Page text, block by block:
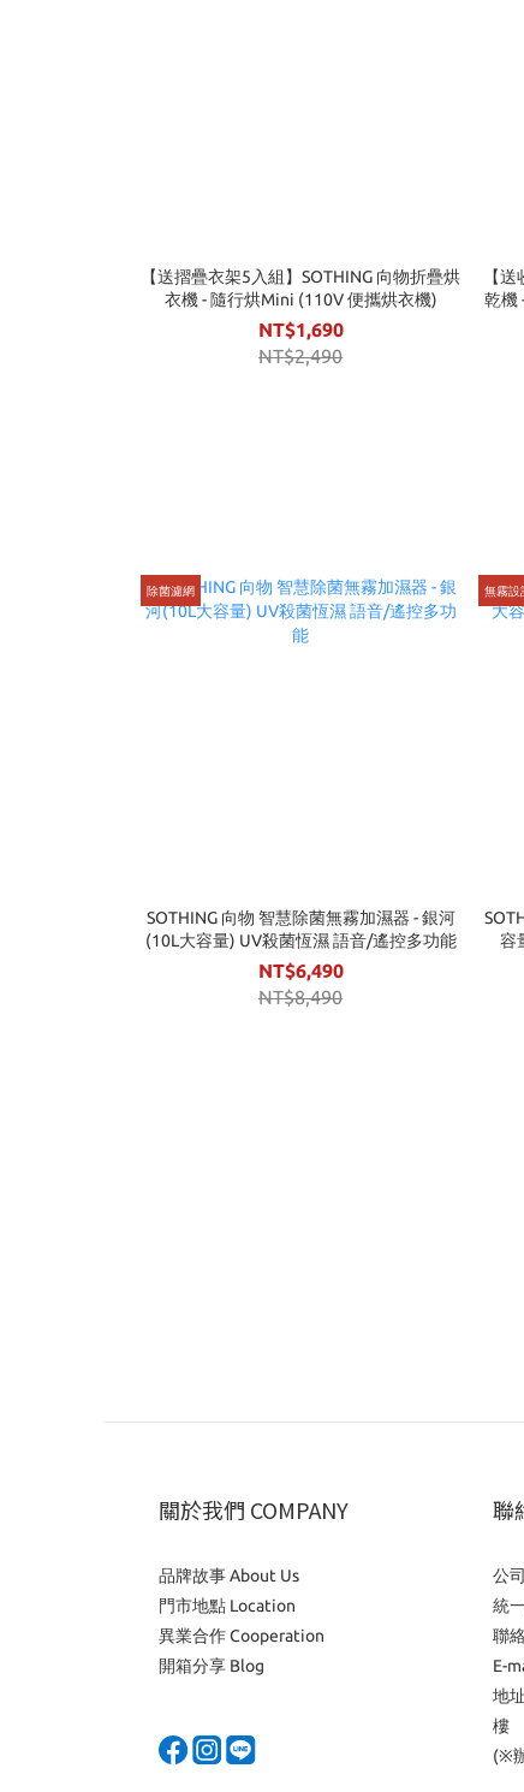
【送摺疊衣架5入組】SOTHING 向物折疊烘
衣機 - 隨行烘Mini (110V 便攜烘衣機)
NT$1,690
NT$2,490
【
乾機
除菌濾網
SOTHING 向物 智慧除菌無霧加濕器 - 銀河
(10L大容量) UV殺菌恆濕 語音/遙控多功能
NT$6,490
NT$8,490
無霧設
容
關於我們 COMPANY
品牌故事 About Us
門市地點 Location
異業合作 Cooperation
開箱分享 Blog
聯
公
統
聯
E-
地
樓
(※